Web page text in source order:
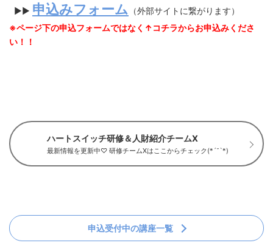
▶▶ 申込みフォーム
（外部サイトに繋がります）
※ページ下の申込フォームではなく↑コチラからお申込みくださ
い！！
ハートスイッチ研修＆人財紹介チームX
最新情報を更新中♡ 研修チームXはここからチェック(*´˘`*)
申込受付中の講座一覧